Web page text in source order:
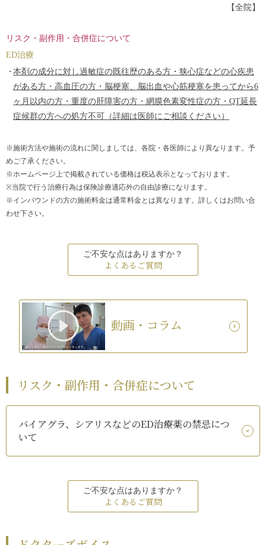
【全院】
リスク・副作用・合併症について
ED治療
本剤の成分に対し過敏症の既往歴のある方・狭心症などの心疾患
がある方・高血圧の方・脳梗塞、脳出血や心筋梗塞を患ってから6
ヶ月以内の方・重度の肝障害の方・網膜色素変性症の方・QT延長
症候群の方への処方不可（詳細は医師にご相談ください）
※施術方法や施術の流れに関しましては、各院・各医師により異なります。予
めご了承ください。
※ホームページ上で掲載されている価格は税込表示となっております。
※当院で行う治療行為は保険診療適応外の自由診療になります。
※インバウンドの方の施術料金は通常料金とは異なります。詳しくはお問い合
わせ下さい。
ご不安な点はありますか？
よくあるご質問
動画・コラム
リスク・副作用・合併症について
バイアグラ、シアリスなどのED治療薬の禁忌につ
いて
ご不安な点はありますか？
よくあるご質問